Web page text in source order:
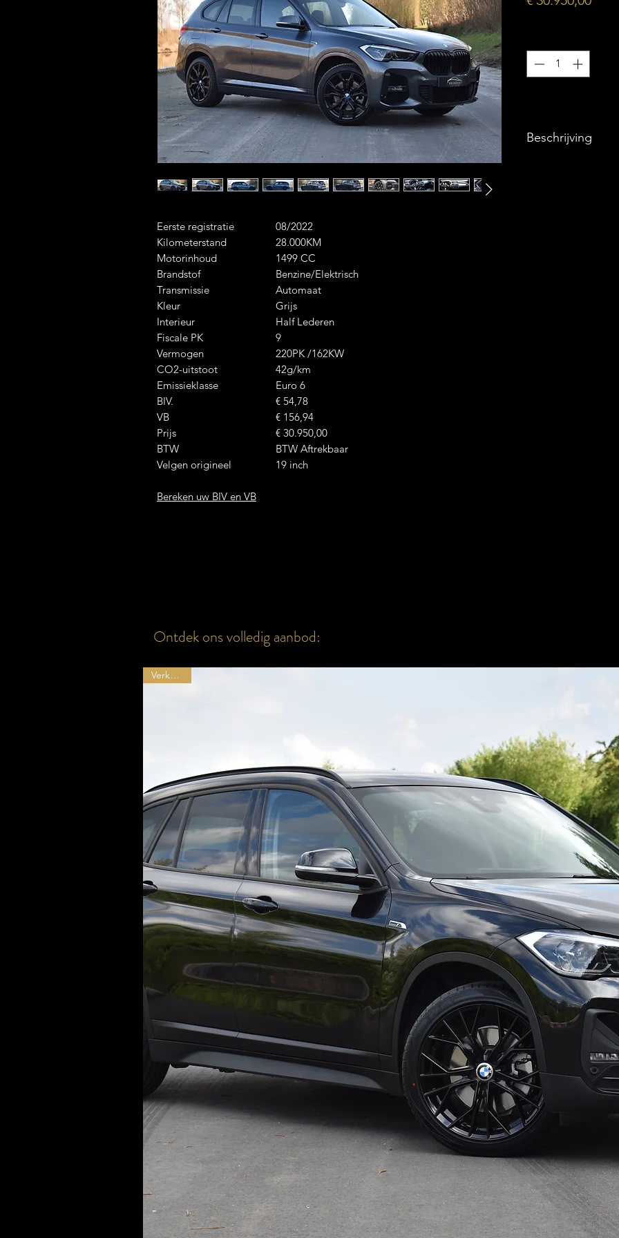
Eerste registratie 08/2022
Kilometerstand
28.000KM
Motorinhoud
1499 CC
Brandstof
Benzine/Elektrisch
Transmissie
Automaat
Kleur
Grijs
Interieur
Half Lederen
Fiscale PK
9
Vermogen
220PK /162KW
CO2-uitstoot
42g/km
Emissieklasse
Euro 6
BIV.
€ 54,78
VB
€ 156,94
Prijs
€ 30.950,00
BTW
BTW Aftrekbaar
Velgen origineel
19 inch
Bereken uw BIV en VB
Beschrijving
Design Pakket
Noodrem
Actief Infodisplay
Achteruitrij
parkeer
Zetelverwarming
Lane Assist
LED koplampen
Automatisch
Ontdek ons volledig aanbod:
Verkocht !